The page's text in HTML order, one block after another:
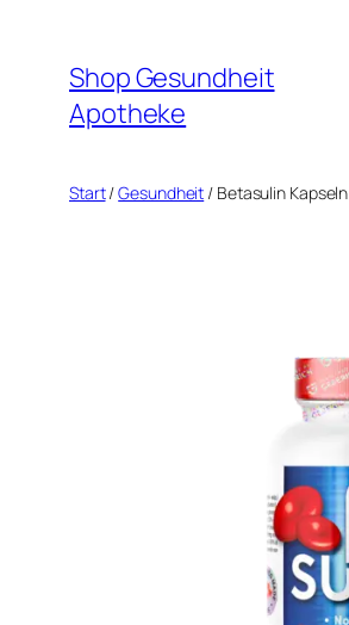
Inhalt
springen
Shop Gesundheit
Apotheke
Start/Gesundheit / Betasulin Kapseln